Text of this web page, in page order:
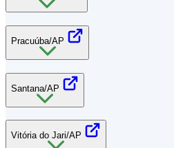
Pracuúba/AP
Santana/AP
Vitória do Jari/AP